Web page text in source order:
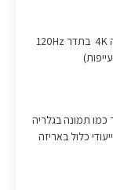
תמונה בגלריה
כלול באריזה